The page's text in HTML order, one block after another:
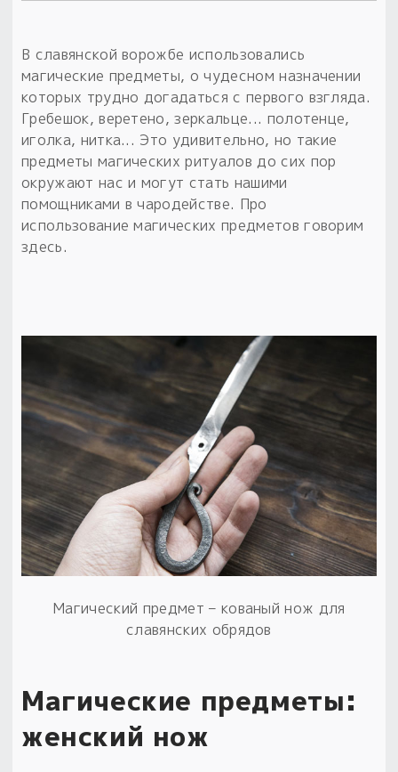
Расходные материалы
Готовые заговоры и обряды
Сундучок
Об авторе и издательстве
Наборы для книг
Электронные книги
Приложение для гадания
30 вариантов раскладов по системе Рез Рода:
Предметы
Магические наборы
Для алтаря
Расходные материалы
С чего начать?
Новые книги
в лавке!
«Резы Рода. Нежиты» и «Резы
Узнать
Пыльный сундучок
большое обновление
Товары со скидкой
Новинки
Товары недели
Безоплатная доставка
на заказ от 4 тыс. руб. со скидкой
к заказу от 3 тыс. руб.
В славянской ворожбе использовались
магические предметы, о чудесном назначении
которых трудно догадаться с первого взгляда.
Гребешок, веретено, зеркальце... полотенце,
иголка, нитка... Это удивительно, но такие
предметы магических ритуалов до сих пор
окружают нас и могут стать нашими
помощниками в чародействе. Про
использование магических предметов говорим
здесь.
Магический предмет – кованый нож для
славянских обрядов
Магические предметы:
женский нож